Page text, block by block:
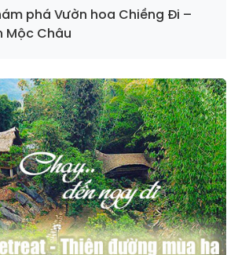
phá Vườn hoa Chiềng Đi –
Mộc Châu